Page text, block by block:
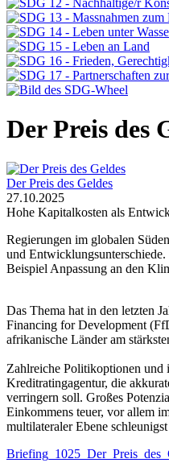
Der Preis des
Der Preis des Geldes
27.10.2025
Hohe Kapitalkosten als
Regierungen im globalen
und
Beispiel Anpassung an den
Das Thema hat in den letzten
Financing for Development
afrikanische Länder am
Zahlreiche Politikoptionen und
Kreditratingagentur, die
verringern soll. Großes
Einkommens teuer, vor allem
multilateraler Ebene